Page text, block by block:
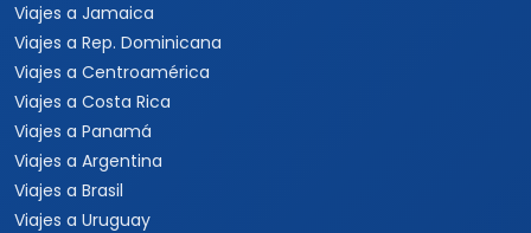
Viajes a Jamaica
Viajes a Rep. Dominicana
Viajes a Centroamérica
Viajes a Costa Rica
Viajes a Panamá
Viajes a Argentina
Viajes a Brasil
Viajes a Uruguay